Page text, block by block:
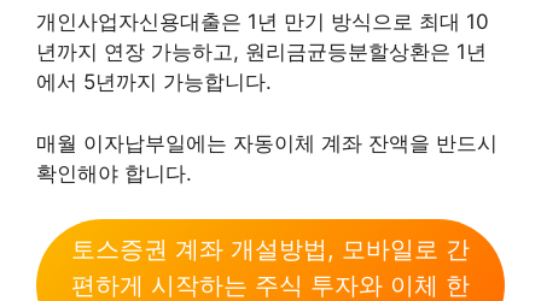
개인사업자신용대출은 1년 만기 방식으로 최대 10
년까지 연장 가능하고, 원리금균등분할상환은 1년
에서 5년까지 가능합니다.
매월 이자납부일에는 자동이체 계좌 잔액을 반드시
확인해야 합니다.
토스증권 계좌 개설방법, 모바일로 간
편하게 시작하는 주식 투자와 이체 한